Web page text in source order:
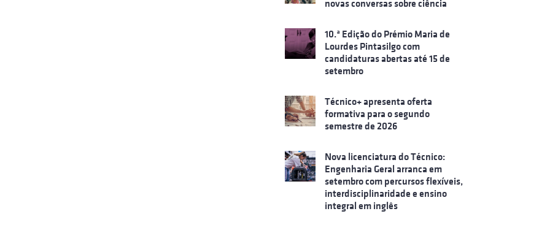
novas conversas sobre ciência
10.ª Edição do Prémio Maria de
Lourdes Pintasilgo com
candidaturas abertas até 15 de
setembro
Técnico+ apresenta oferta
formativa para o segundo
semestre de 2026
Nova licenciatura do Técnico:
Engenharia Geral arranca em
setembro com percursos flexíveis,
interdisciplinaridade e ensino
integral em inglês